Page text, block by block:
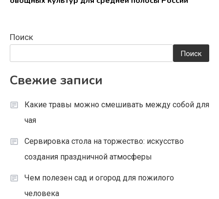
Поиск
Поиск
Свежие записи
Какие травы можно смешивать между собой для
чая
Сервировка стола на торжество: искусство
создания праздничной атмосферы
Чем полезен сад и огород для пожилого
человека